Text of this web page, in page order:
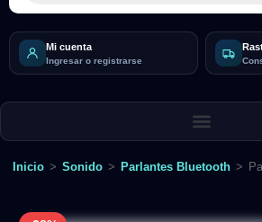
Mi cuenta
Ingresar o registrarse
Inicio > Sonido > Parlantes Bluetooth >